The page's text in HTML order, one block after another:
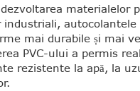
materialelor
industriali, autocolantele
mai durabile și mai
PVC-ului a permis
rezistente la apă, la